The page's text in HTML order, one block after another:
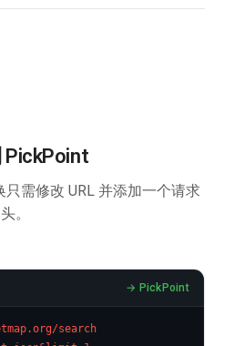
PickPoint
需修改 URL 并添加一个请求
头。
search